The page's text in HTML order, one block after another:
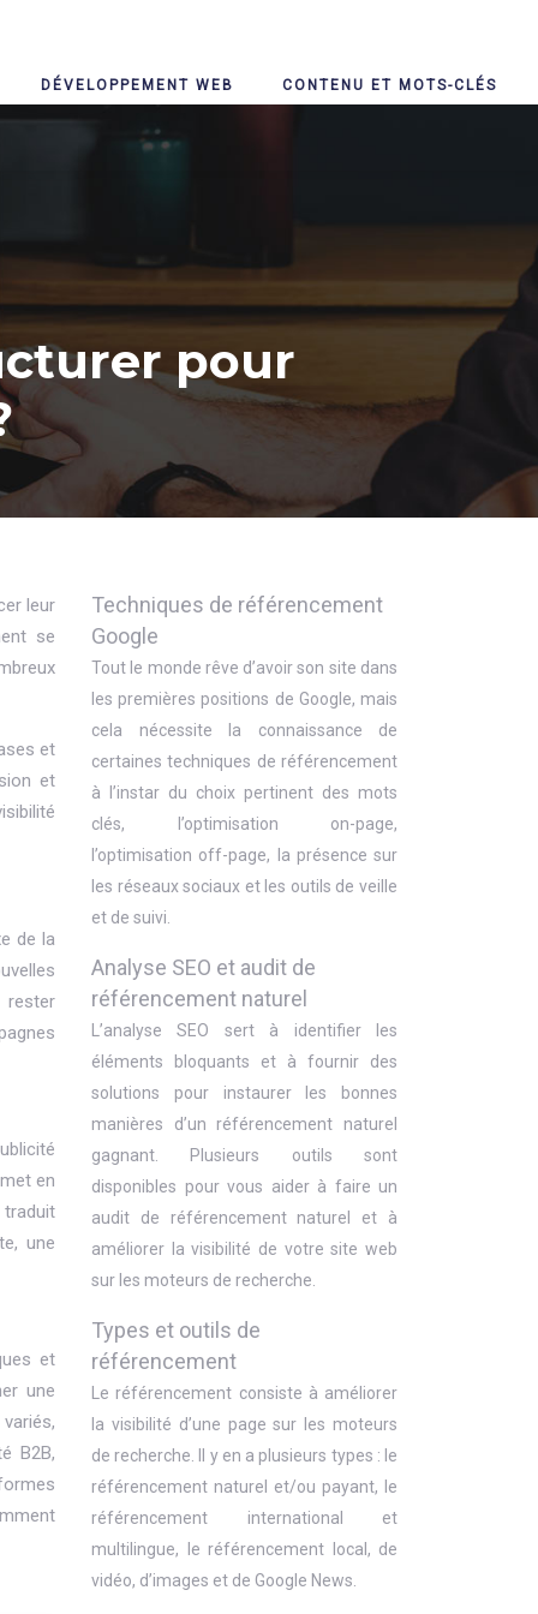
DÉVELOPPEMENT WEB CONTENU ET MOTS-CLÉS
pour
leur
se
et
et
de la
rester
en
traduit
une
et
une
B2B,
Techniques de référencement
Google
Tout le monde rêve d’avoir son site dans
les premières positions de Google, mais
cela nécessite la connaissance de
certaines techniques de référencement
à l’instar du choix pertinent des mots
clés, l’optimisation on-page,
l’optimisation off-page, la présence sur
les réseaux sociaux et les outils de veille
et de suivi.
Analyse SEO et audit de
référencement naturel
L’analyse SEO sert à identifier les
éléments bloquants et à fournir des
solutions pour instaurer les bonnes
manières d’un référencement naturel
gagnant. Plusieurs outils sont
disponibles pour vous aider à faire un
audit de référencement naturel et à
améliorer la visibilité de votre site web
sur les moteurs de recherche.
Types et outils de
référencement
Le référencement consiste à améliorer
la visibilité d’une page sur les moteurs
de recherche. Il y en a plusieurs types : le
référencement naturel et/ou payant, le
référencement international et
multilingue, le référencement local, de
vidéo, d’images et de Google News.